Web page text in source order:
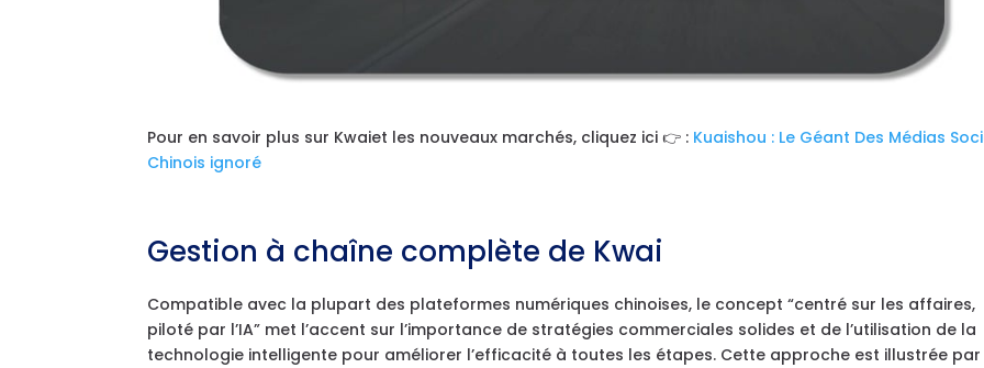
Pour en savoir plus sur Kwaiet les nouveaux marchés, cliquez ici 👉 : Kuaishou : Le Géant Des Médias
Chinois ignoré
Gestion à chaîne complète de Kwai
Compatible avec la plupart des plateformes numériques chinoises, le concept “centré sur les affaires,
piloté par l’IA” met l’accent sur l’importance de stratégies commerciales solides et de l’utilisation de la
technologie intelligente pour améliorer l’efficacité à toutes les étapes. Cette approche est illustrée par